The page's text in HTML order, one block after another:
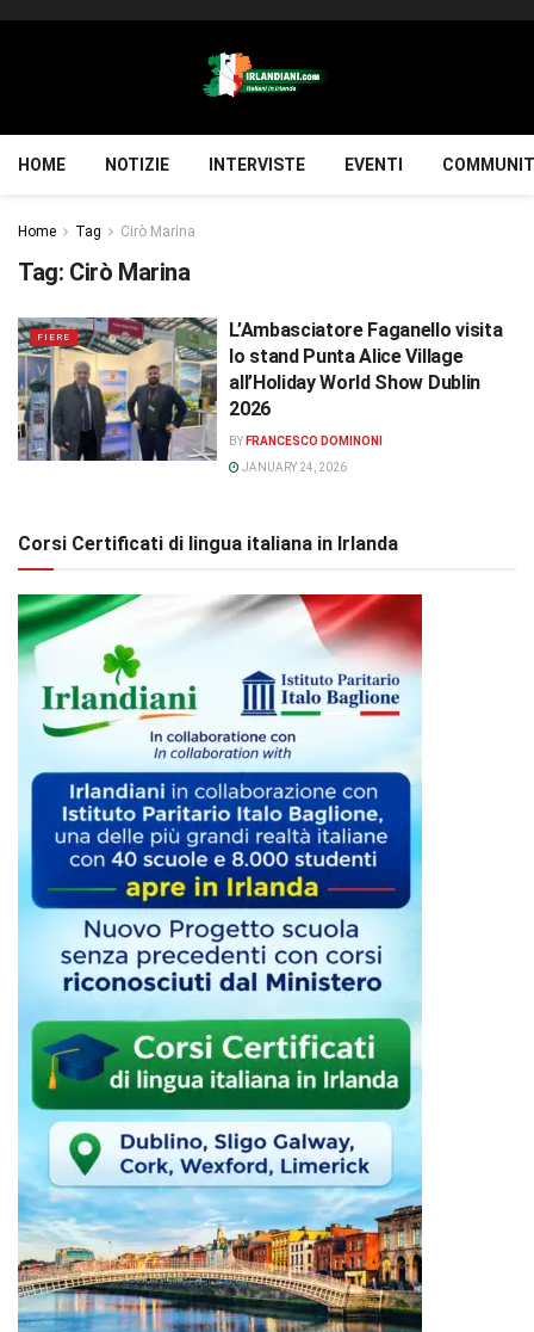
HOME NOTIZIE INTERVISTE EVENTI
Home Tag Cirò Marina
Tag: Cirò Marina
FIERE
L’Ambasciatore Faganello visita
lo stand Punta Alice Village
all’Holiday World Show Dublin
2026
BY FRANCESCO DOMINONI
JANUARY 24, 2026
Corsi Certificati di lingua italiana in Irlanda